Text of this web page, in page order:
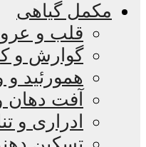
مکمل گیاهی
قلب و
گوارش و
همورئید
آفت دهان
ادراری و